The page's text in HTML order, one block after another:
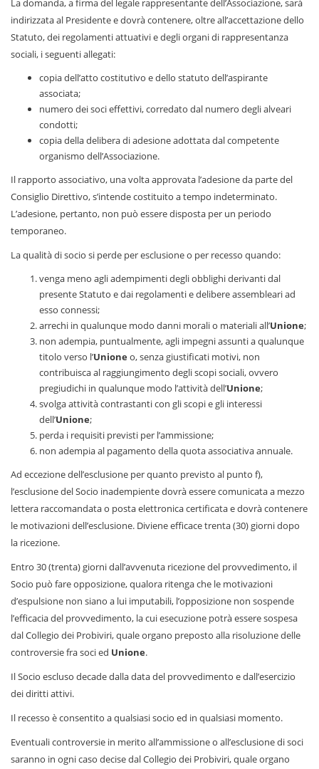
La domanda, a firma del legale rappresentante dell’Associazione, sarà
indirizzata al Presidente e dovrà contenere, oltre all’accettazione dello
Statuto, dei regolamenti attuativi e degli organi di rappresentanza
sociali, i seguenti allegati:
copia dell’atto costitutivo e dello statuto dell’aspirante
associata;
numero dei soci effettivi, corredato dal numero degli alveari
condotti;
copia della delibera di adesione adottata dal competente
organismo dell’Associazione.
Il rapporto associativo, una volta approvata l’adesione da parte del
Consiglio Direttivo, s’intende costituito a tempo indeterminato.
L’adesione, pertanto, non può essere disposta per un periodo
temporaneo.
La qualità di socio si perde per esclusione o per recesso quando:
venga meno agli adempimenti degli obblighi derivanti dal
presente Statuto e dai regolamenti e delibere assembleari ad
esso connessi;
arrechi in qualunque modo danni morali o materiali all’Unione;
non adempia, puntualmente, agli impegni assunti a qualunque
titolo verso l’Unione o, senza giustificati motivi, non
contribuisca al raggiungimento degli scopi sociali, ovvero
pregiudichi in qualunque modo l’attività dell’Unione;
svolga attività contrastanti con gli scopi e gli interessi
dell’Unione;
perda i requisiti previsti per l’ammissione;
non adempia al pagamento della quota associativa annuale.
Ad eccezione dell’esclusione per quanto previsto al punto f),
l’esclusione del Socio inadempiente dovrà essere comunicata a mezzo
lettera raccomandata o posta elettronica certificata e dovrà contenere
le motivazioni dell’esclusione. Diviene efficace trenta (30) giorni dopo
la ricezione.
Entro 30 (trenta) giorni dall’avvenuta ricezione del provvedimento, il
Socio può fare opposizione, qualora ritenga che le motivazioni
d’espulsione non siano a lui imputabili, l’opposizione non sospende
l’efficacia del provvedimento, la cui esecuzione potrà essere sospesa
dal Collegio dei Probiviri, quale organo preposto alla risoluzione delle
controversie fra soci ed Unione.
Il Socio escluso decade dalla data del provvedimento e dall’esercizio
dei diritti attivi.
Il recesso è consentito a qualsiasi socio ed in qualsiasi momento.
Eventuali controversie in merito all’ammissione o all’esclusione di soci
saranno in ogni caso decise dal Collegio dei Probiviri, quale organo